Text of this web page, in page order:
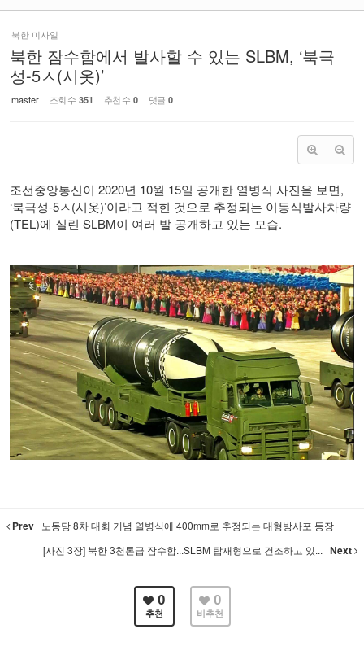
북한 미사일
북한 잠수함에서 발사할 수 있는 SLBM, ‘북극
성-5ㅅ(시옷)’
master 조회 수 351 추천 수 0 댓글 0
조선중앙통신이 2020년 10월 15일 공개한 열병식 사진을 보면,
‘북극성-5ㅅ(시옷)’이라고 적힌 것으로 추정되는 이동식발사차량
(TEL)에 실린 SLBM이 여러 발 공개하고 있는 모습.
Prev
노동당 8차 대회 기념 열병식에 400mm로 추정되는 대형방사포 등장
[사진 3장] 북한 3천톤급 잠수함...SLBM 탑재형으로 건조하고 있... Next
0
추천
0
비추천